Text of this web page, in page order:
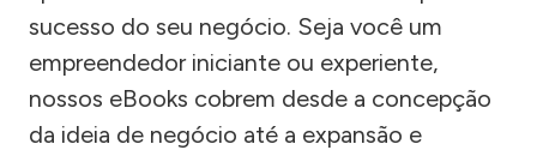
sucesso do seu negócio. Seja você um
empreendedor iniciante ou experiente,
nossos eBooks cobrem desde a concepção
da ideia de negócio até a expansão e